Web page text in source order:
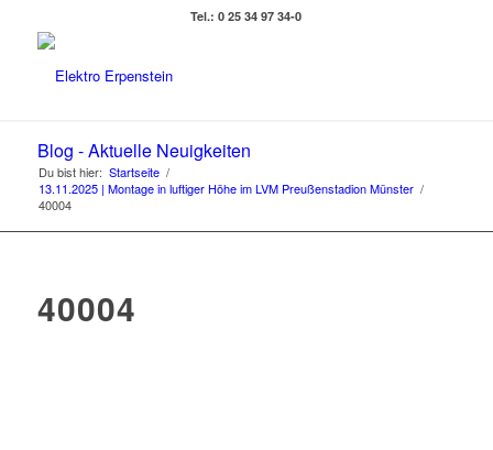
Tel.: 0 25 34 97 34-0
Blog - Aktuelle Neuigkeiten
Du bist hier: Startseite /
13.11.2025 | Montage in luftiger Höhe im LVM Preußenstadion Münster /
40004
40004